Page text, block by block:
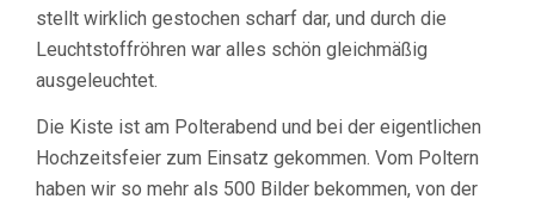
stellt wirklich gestochen scharf dar, und durch die
Leuchtstoffröhren war alles schön gleichmäßig
ausgeleuchtet.
Die Kiste ist am Polterabend und bei der eigentlichen
Hochzeitsfeier zum Einsatz gekommen. Vom Poltern
haben wir so mehr als 500 Bilder bekommen, von der